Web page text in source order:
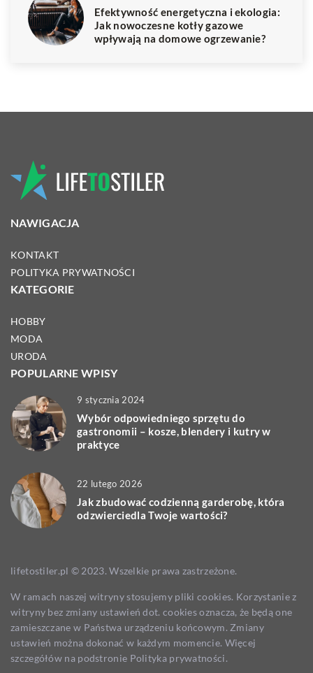
Efektywność energetyczna i ekologia:
Jak nowoczesne kotły gazowe
wpływają na domowe ogrzewanie?
NAWIGACJA
KONTAKT
POLITYKA PRYWATNOŚCI
KATEGORIE
HOBBY
MODA
URODA
POPULARNE WPISY
9 stycznia 2024
Wybór odpowiedniego sprzętu do
gastronomii – kosze, blendery i kutry w
praktyce
22 lutego 2026
Jak zbudować codzienną garderobę, która
odzwierciedla Twoje wartości?
lifetostiler.pl © 2023. Wszelkie prawa zastrzeżone.
W ramach naszej witryny stosujemy pliki cookies. Korzystanie z
witryny bez zmiany ustawień dot. cookies oznacza, że będą one
zamieszczane w Państwa urządzeniu końcowym. Zmiany
ustawień można dokonać w każdym momencie. Więcej
szczegółów na podstronie Polityka prywatności.